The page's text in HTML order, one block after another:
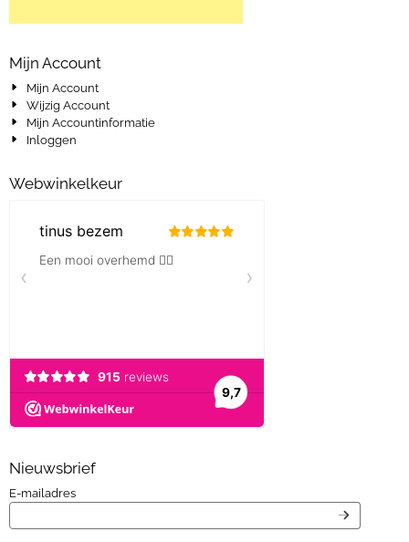
Mijn Account
Mijn Account
Wijzig Account
Mijn Accountinformatie
Inloggen
Webwinkelkeur
Nieuwsbrief
E-mailadresVul je e-mailadres in voor de nieuwsbrief